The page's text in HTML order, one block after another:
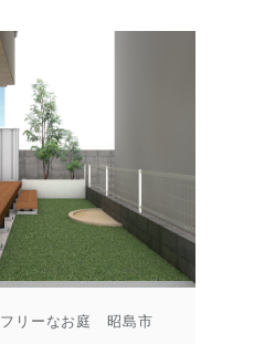
フリーなお庭 昭島市